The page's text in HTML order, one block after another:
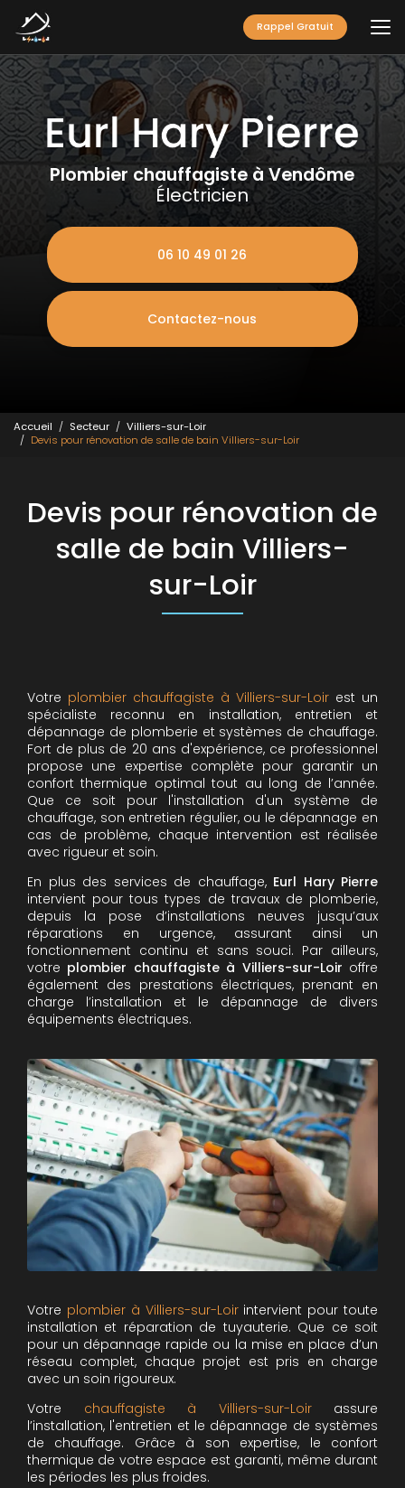
contenu
principal
Rappel Gratuit
Plombier chauffagiste à Vendôme
Électricien
06 10 49 01 26
Contactez-nous
Accueil Secteur
Villiers-sur-Loir
Devis pour rénovation de salle de bain Villiers-sur-Loir
Devis pour rénovation de
salle de bain Villiers-
sur-Loir
Votre plombier chauffagiste à Villiers-sur-Loir est un
spécialiste reconnu en installation, entretien et
dépannage de plomberie et systèmes de chauffage.
Fort de plus de 20 ans d'expérience, ce professionnel
propose une expertise complète pour garantir un
confort thermique optimal tout au long de l’année.
Que ce soit pour l'installation d'un système de
chauffage, son entretien régulier, ou le dépannage en
cas de problème, chaque intervention est réalisée
avec rigueur et soin.
En plus des services de chauffage,Eurl Hary Pierre
intervient pour tous types de travaux de plomberie,
depuis la pose d’installations neuves jusqu’aux
réparations en urgence, assurant ainsi un
fonctionnement continu et sans souci. Par ailleurs,
votre plombier chauffagiste à Villiers-sur-Loir offre
également des prestations électriques, prenant en
charge l’installation et le dépannage de divers
équipements électriques.
Votre plombier à Villiers-sur-Loirintervient pour toute
installation et réparation de tuyauterie. Que ce soit
pour un dépannage rapide ou la mise en place d’un
réseau complet, chaque projet est pris en charge
avec un soin rigoureux.
Votre chauffagiste à Villiers-sur-Loirassure
l’installation, l'entretien et le dépannage de systèmes
de chauffage. Grâce à son expertise, le confort
thermique de votre espace est garanti, même durant
les périodes les plus froides.